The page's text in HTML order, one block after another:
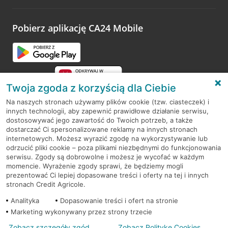
opinie.
Pobierz aplikację CA24 Mobile
RODO
Regulamin serwisu
Mapa serwisu
PolitykaCookies
Twoja zgoda z korzyścią dla Ciebie
Na naszych stronach używamy plików cookie (tzw. ciasteczek) i
innych technologii, aby zapewnić prawidłowe działanie serwisu,
dostosowywać jego zawartość do Twoich potrzeb, a także
dostarczać Ci spersonalizowane reklamy na innych stronach
internetowych. Możesz wyrazić zgodę na wykorzystywanie lub
odrzucić pliki cookie – poza plikami niezbędnymi do funkcjonowania
serwisu. Zgody są dobrowolne i możesz je wycofać w każdym
momencie. Wyrażenie zgody sprawi, że będziemy mogli
prezentować Ci lepiej dopasowane treści i oferty na tej i innych
stronach Credit Agricole.
Analityka
Dopasowanie treści i ofert na stronie
Marketing wykonywany przez strony trzecie